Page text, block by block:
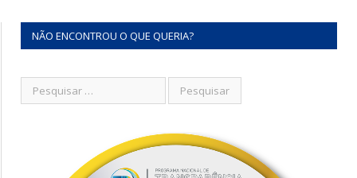
NÃO ENCONTROU O QUE QUERIA?